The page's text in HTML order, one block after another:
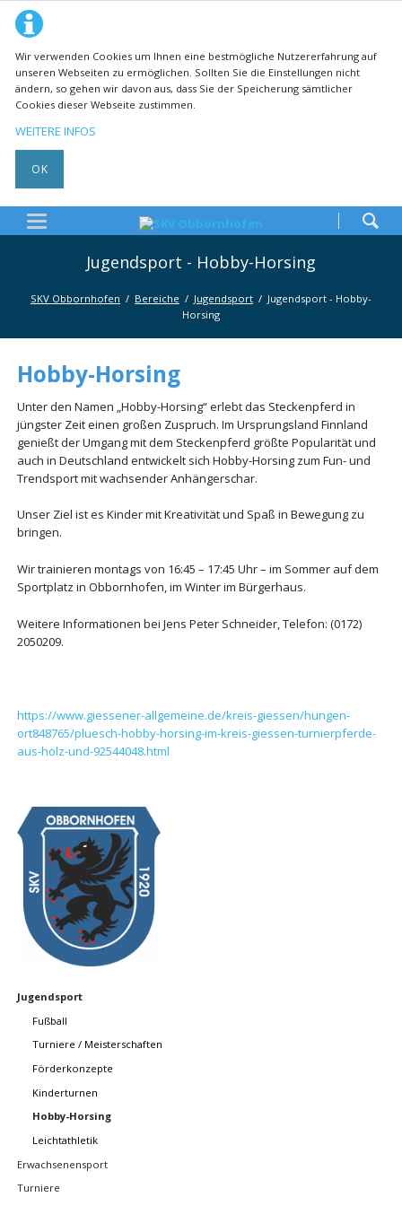
Wir verwenden Cookies um Ihnen eine bestmögliche Nutzererfahrung auf
unseren Webseiten zu ermöglichen. Sollten Sie die Einstellungen nicht
ändern, so gehen wir davon aus, dass Sie der Speicherung sämtlicher
Cookies dieser Webseite zustimmen.
WEITERE INFOS
OK
Jugendsport - Hobby-Horsing
SKV Obbornhofen Bereiche Jugendsport
Jugendsport - Hobby-
Horsing
Hobby-Horsing
Unter den Namen „Hobby-Horsing“ erlebt das Steckenpferd in
jüngster Zeit einen großen Zuspruch. Im Ursprungsland Finnland
genießt der Umgang mit dem Steckenpferd größte Popularität und
auch in Deutschland entwickelt sich Hobby-Horsing zum Fun- und
Trendsport mit wachsender Anhängerschar.
Unser Ziel ist es Kinder mit Kreativität und Spaß in Bewegung zu
bringen.
Wir trainieren montags von 16:45 – 17:45 Uhr – im Sommer auf dem
Sportplatz in Obbornhofen, im Winter im Bürgerhaus.
Weitere Informationen bei Jens Peter Schneider, Telefon: (0172)
2050209.
https://www.giessener-allgemeine.de/kreis-giessen/hungen-
ort848765/pluesch-hobby-horsing-im-kreis-giessen-turnierpferde-
aus-holz-und-92544048.html
Navigation
Jugendsport
Fußball
Turniere / Meisterschaften
Förderkonzepte
Kinderturnen
Hobby-Horsing
Leichtathletik
Erwachsenensport
Turniere